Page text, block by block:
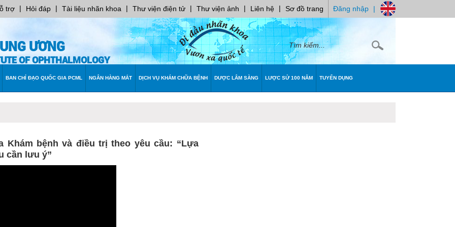
trợ | Hỏi đáp | Tài liệu nhãn khoa | Thư viện điện tử | Thư viện ảnh | Liên hệ | Sơ đồ trang Đăng nhập |
ƯƠNG
OF OPHTHALMOLOGY
BAN CHỈ ĐẠO QUỐC GIA PCML NGÂN HÀNG MẮT DỊCH VỤ KHÁM CHỮA BỆNH DƯỢC LÂM SÀNG LƯỢC SỬ 100 NĂM TUYỂN DỤNG
Khám bệnh và điều trị theo yêu cầu: “Lựa
cần lưu ý”